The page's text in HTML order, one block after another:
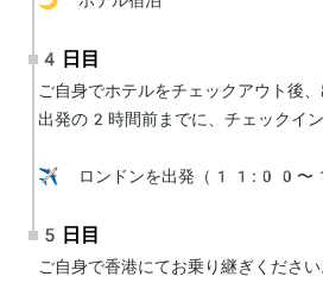
4日目
ご自身でホテルをチェックアウト後、
出発の2時間前までに、チェックイン
✈️ ロンドンを出発（11:00
5日目
ご自身で香港にてお乗り継ぎください